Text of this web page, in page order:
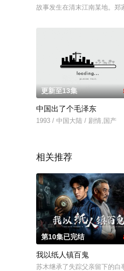
故事发生在清末江南某地。郑
更新至13集
中国出了个毛泽东
1993 / 中国大陆 / 剧情,国产
相关推荐
第10集已完结
我以纸人镇百鬼
苏木继承了失踪父亲留下的白